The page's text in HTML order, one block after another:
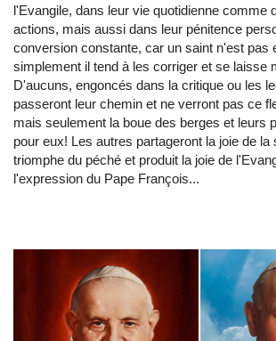
l'Evangile, dans leur vie quotidienne comme
actions, mais aussi dans leur pénitence
conversion constante, car un saint n'est pas
simplement il tend à les corriger et se laisse
D'aucuns, engoncés dans la critique ou les
passeront leur chemin et ne verront pas ce
mais seulement la boue des berges et leurs
pour eux! Les autres partageront la joie de la
triomphe du péché et produit la joie de
l'expression du Pape François...